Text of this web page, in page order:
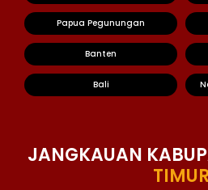
Papua Pegunungan
Banten
Bali
JANGKAUAN
TIMUR